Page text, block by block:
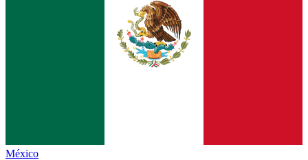
México